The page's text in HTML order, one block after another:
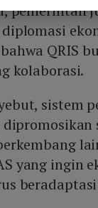
pemerintah
QRIS
kolaborasi.
sistem
yang ingin